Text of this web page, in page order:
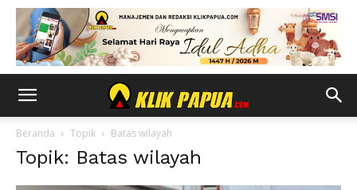
Beranda Topik Batas wilayah
Topik: Batas wilayah